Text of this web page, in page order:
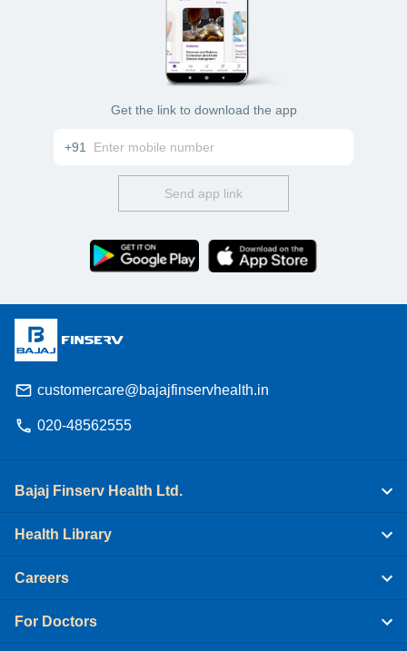
Get the link to download the app
+91
Send app link
customercare@bajajfinservhealth.in
020-48562555
Bajaj Finserv Health Ltd.
Health Library
Careers
For Doctors